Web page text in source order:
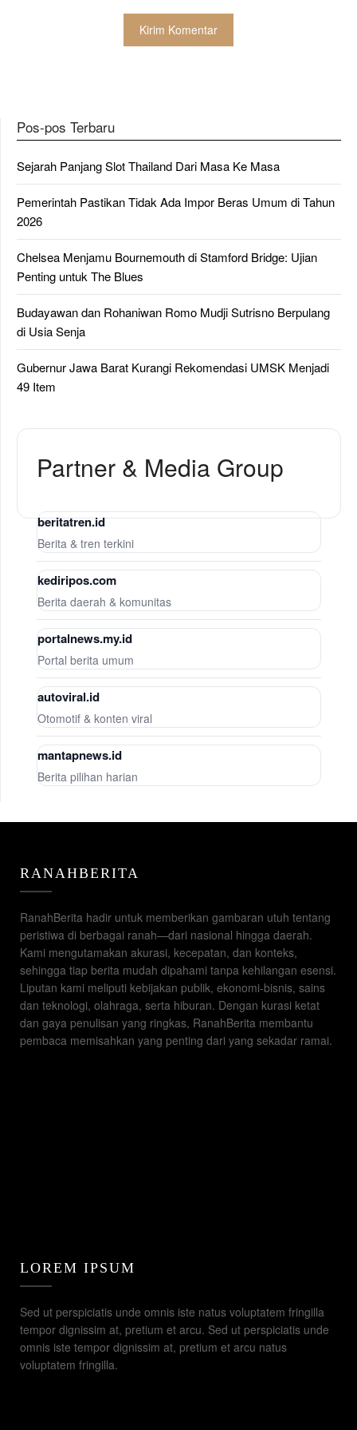
Pos-pos Terbaru
Sejarah Panjang Slot Thailand Dari Masa Ke Masa
Pemerintah Pastikan Tidak Ada Impor Beras Umum di Tahun
2026
Chelsea Menjamu Bournemouth di Stamford Bridge: Ujian
Penting untuk The Blues
Budayawan dan Rohaniwan Romo Mudji Sutrisno Berpulang
di Usia Senja
Gubernur Jawa Barat Kurangi Rekomendasi UMSK Menjadi
49 Item
Partner & Media Group
beritatren.id
Berita & tren terkini
kediripos.com
Berita daerah & komunitas
portalnews.my.id
Portal berita umum
autoviral.id
Otomotif & konten viral
mantapnews.id
Berita pilihan harian
RANAHBERITA
RanahBerita hadir untuk memberikan gambaran utuh tentang
peristiwa di berbagai ranah—dari nasional hingga daerah.
Kami mengutamakan akurasi, kecepatan, dan konteks,
sehingga tiap berita mudah dipahami tanpa kehilangan esensi.
Liputan kami meliputi kebijakan publik, ekonomi-bisnis, sains
dan teknologi, olahraga, serta hiburan. Dengan kurasi ketat
dan gaya penulisan yang ringkas, RanahBerita membantu
pembaca memisahkan yang penting dari yang sekadar ramai.
LOREM IPSUM
Sed ut perspiciatis unde omnis iste natus voluptatem fringilla
tempor dignissim at, pretium et arcu. Sed ut perspiciatis unde
omnis iste tempor dignissim at, pretium et arcu natus
voluptatem fringilla.